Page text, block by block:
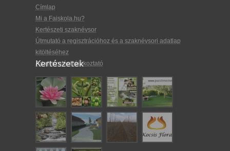
Címlap
Mi a Faiskola.hu?
Kertészeti szaknévsor
Útmutató a regisztrációhoz és a szaknévsori adatlap
kitöltéséhez
Adatkezelési tájékoztató
Kertészetek